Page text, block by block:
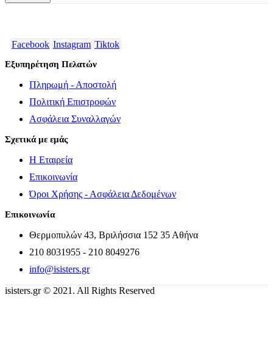
Facebook Instagram Tiktok
Εξυπηρέτηση Πελατών
Πληρωμή - Αποστολή
Πολιτική Επιστροφών
Ασφάλεια Συναλλαγών
Σχετικά με εμάς
Η Εταιρεία
Επικοινωνία
Όροι Χρήσης - Ασφάλεια Δεδομένων
Επικοινωνία
Θερμοπυλών 43, Βριλήσσια 152 35 Αθήνα
210 8031955 - 210 8049276
info@isisters.gr
isisters.gr © 2021. All Rights Reserved